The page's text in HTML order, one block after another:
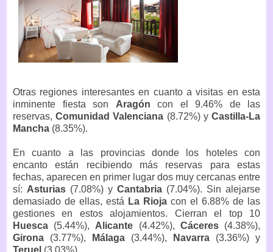
Otras regiones interesantes en cuanto a visitas en esta
inminente fiesta son Aragón con el 9.46% de las
reservas,Comunidad Valenciana (8.72%) yCastilla-La
Mancha (8.35%).
En cuanto a las provincias donde los hoteles con
encanto están recibiendo más reservas para estas
fechas, aparecen en primer lugar dos muy cercanas entre
sí: Asturias (7.08%) y Cantabria (7.04%). Sin alejarse
demasiado de ellas, está La Rioja con el 6.88% de las
gestiones en estos alojamientos. Cierran el top 10
Huesca (5.44%), Alicante (4.42%), Cáceres (4.38%),
Girona (3.77%), Málaga (3.44%), Navarra (3.36%) y
Teruel (3.03%).